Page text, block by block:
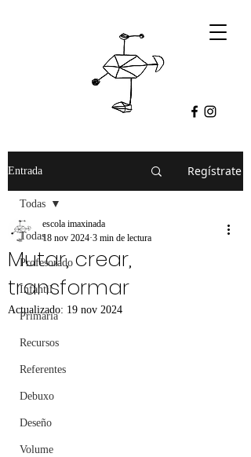
Entrada Regístrate
Todas
Profesorado
Infantil
Primaria
Recursos
Referentes
Debuxo
Deseño
Volume
Todas
Mutar, crear,
transformar
escola imaxinada
18 nov 2024 3 min de lectura
Actualizado: 19 nov 2024